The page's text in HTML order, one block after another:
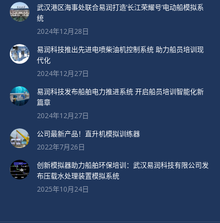
武汉港区海事处联合易润打造’长江荣耀号’电动船模拟系
统
2024年12月28日
易润科技推出先进电喷柴油机控制系统 助力船员培训现
代化
2024年12月27日
易润科技发布船舶电力推进系统 开启船员培训智能化新
篇章
2024年12月27日
公司最新产品！直升机模拟训练器
2022年7月26日
创新模拟器助力船舶环保培训：武汉易润科技有限公司发
布压载水处理装置模拟系统
2025年10月24日